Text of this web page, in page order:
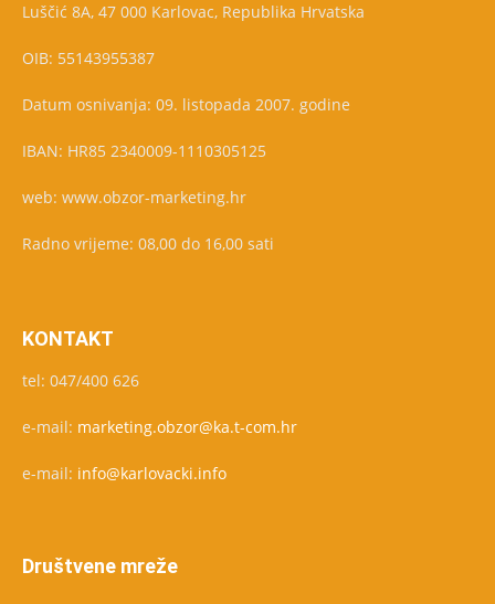
Luščić 8A, 47 000 Karlovac, Republika Hrvatska
OIB: 55143955387
Datum osnivanja: 09. listopada 2007. godine
IBAN: HR85 2340009-1110305125
web: www.obzor-marketing.hr
Radno vrijeme: 08,00 do 16,00 sati
KONTAKT
tel: 047/400 626
e-mail: marketing.obzor@ka.t-com.hr
e-mail: info@karlovacki.info
Društvene mreže